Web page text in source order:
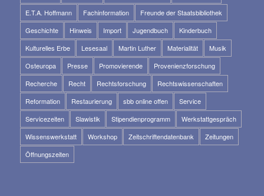
E.T.A. Hoffmann
Fachinformation
Freunde der Staatsbibliothek
Geschichte
Hinweis Import Jugendbuch
Kinderbuch
Kulturelles Erbe
Lesesaal Martin Luther Materialität
Musik
Osteuropa
Presse Promovierende
Provenienzforschung
Recherche
Recht Rechtsforschung
Rechtswissenschaften
Reformation
Restaurierung sbb online offen
Service
Servicezeiten
Slawistik Stipendienprogramm
Werkstattgespräch
Wissenswerkstatt
Workshop Zeitschriftendatenbank
Zeitungen
Öffnungszeiten